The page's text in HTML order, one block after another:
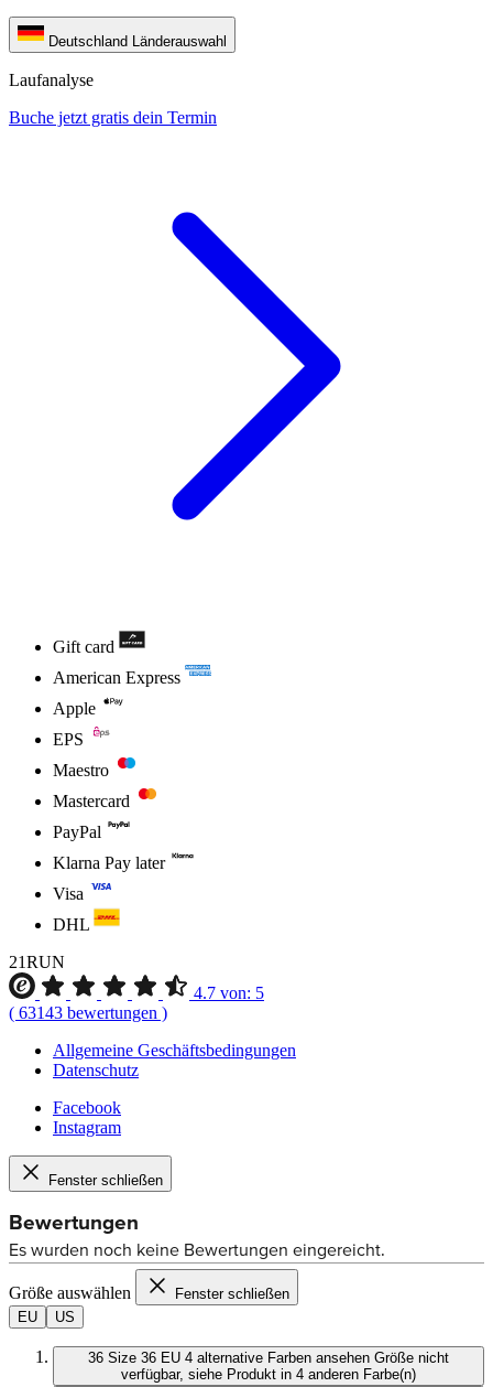
Deutschland Länderauswahl
Laufanalyse
Buche jetzt gratis dein Termin
Gift card
American Express
Apple
EPS
Maestro
Mastercard
PayPal
Klarna Pay later
Visa
DHL
21RUN
4.7 von: 5
( 63143 bewertungen )
Allgemeine Geschäftsbedingungen
Datenschutz
Facebook
Instagram
Fenster schließen
Größe auswählen
Fenster schließen
EU
US
36 Size 36 EU 4 alternative Farben ansehen Größe nicht
verfügbar, siehe Produkt in 4 anderen Farbe(n)